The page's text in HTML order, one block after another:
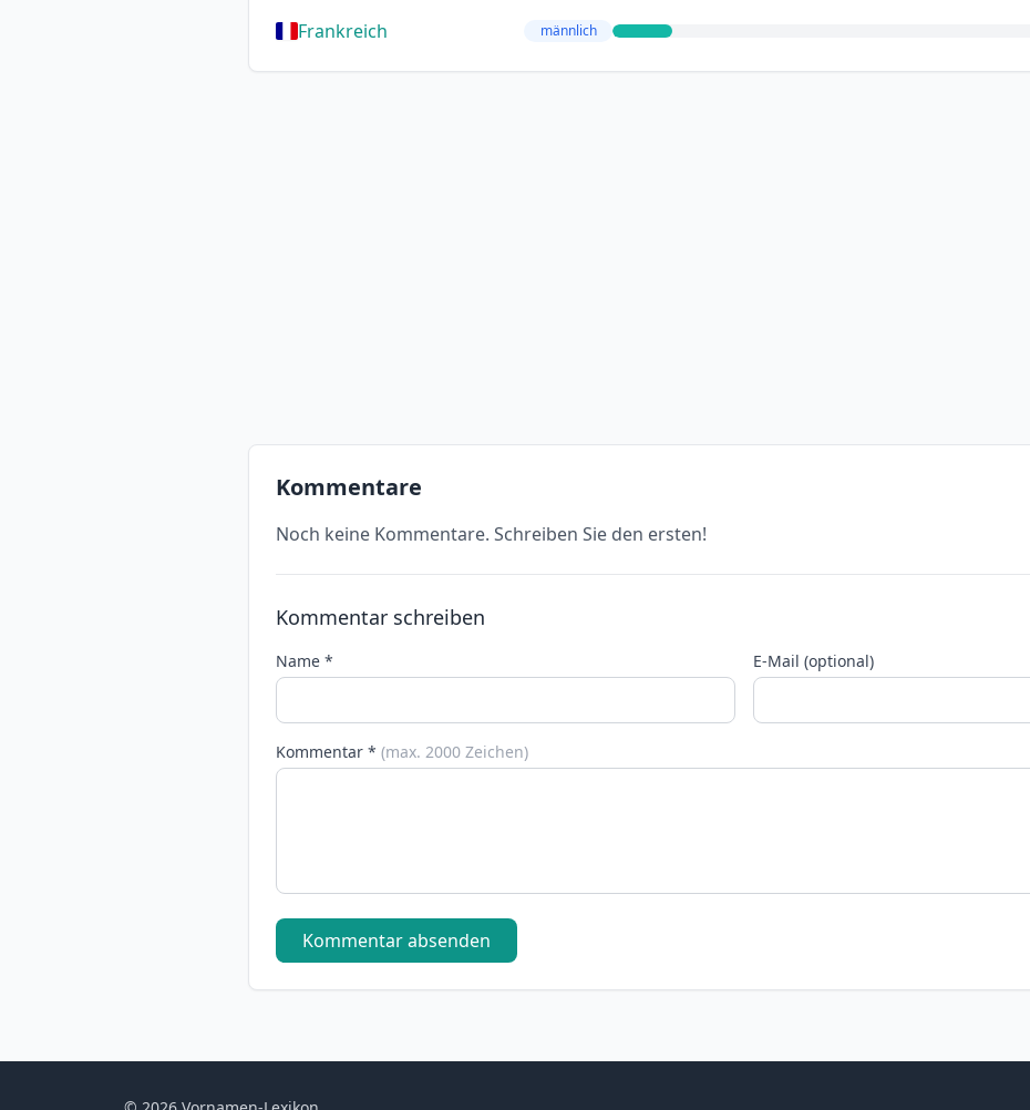
Frankreich männlich
Kommentare
Noch keine Kommentare. Schreiben Sie den ersten!
Kommentar schreiben
Name * E-Mail (optional)
Kommentar * (max. 2000 Zeichen)
Kommentar absenden